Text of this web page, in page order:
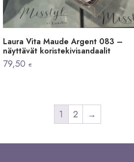
Laura Vita Maude Argent 083 –
näyttävät koristekivisandaalit
79,50€
1 2 →